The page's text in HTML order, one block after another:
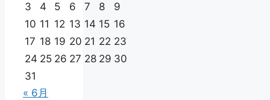
3
4 5 6 7 8
9
10 11 12 13 14 15 16
17 18 19 20 21 22 23
24 25 26 27 28 29 30
31
« 6月